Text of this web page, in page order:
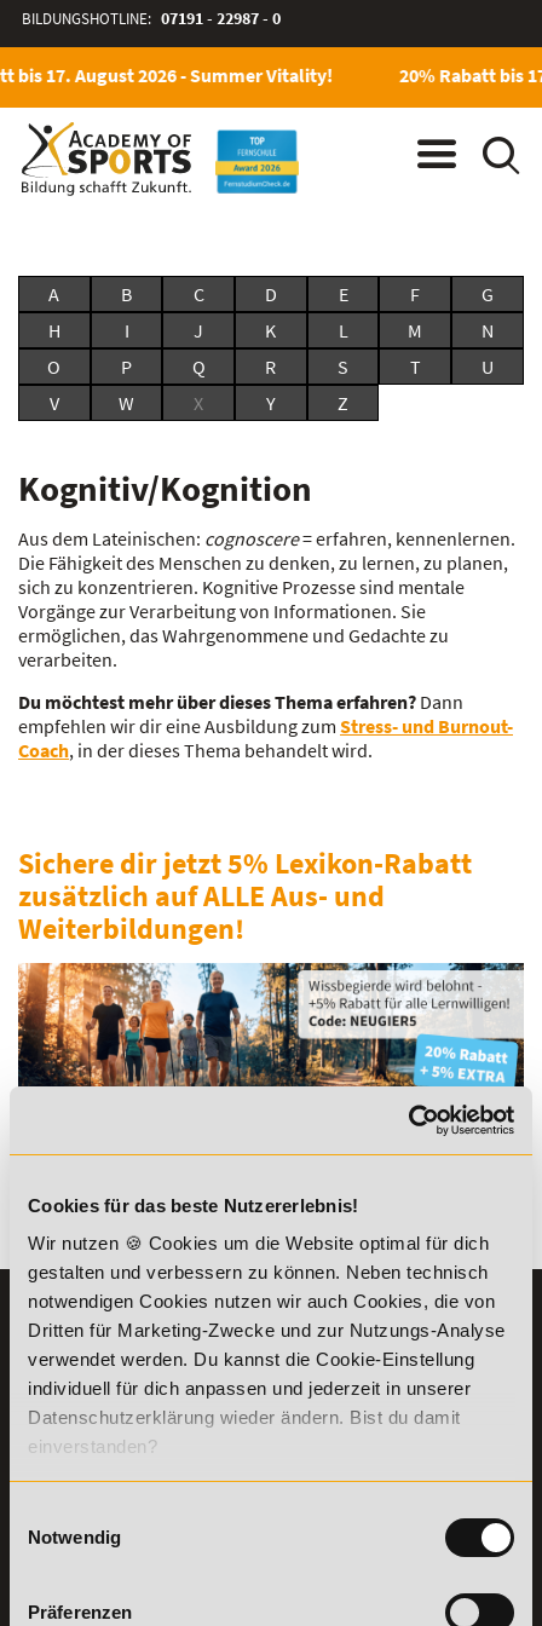
Cookies für das beste Nutzererlebnis!
Wir nutzen 🍪 Cookies um die Website optimal für dich
gestalten und verbessern zu können. Neben technisch
notwendigen Cookies nutzen wir auch Cookies, die von
Dritten für Marketing-Zwecke und zur Nutzungs-Analyse
verwendet werden. Du kannst die Cookie-Einstellung
individuell für dich anpassen und jederzeit in unserer
Datenschutzerklärung wieder ändern. Bist du damit
einverstanden?
Notwendig
Präferenzen
BILDUNGSHOTLINE: 07191 - 22987 - 0
bis 17. August 2026 - Summer Vitality! 20% Rabatt bis
A B C D E F
G
H
I J K L M
N
O
P Q R S T
U
V
W X Y Z
Kognitiv/Kognition
Aus dem Lateinischen: cognoscere= erfahren, kennenlernen.
Die Fähigkeit des Menschen zu denken, zu lernen, zu planen,
sich zu konzentrieren. Kognitive Prozesse sind mentale
Vorgänge zur Verarbeitung von Informationen. Sie
ermöglichen, das Wahrgenommene und Gedachte zu
verarbeiten.
Du möchtest mehr über dieses Thema erfahren? Dann
empfehlen wir dir eine Ausbildung zum Stress- und Burnout-
Coach, in der dieses Thema behandelt wird.
Sichere dir jetzt 5% Lexikon-Rabatt
zusätzlich auf ALLE Aus- und
Weiterbildungen!
*Der Rabattcode "NEUGIER5" ist mit weiteren Rabatten
KONTAKT
07191-22987-0
WhatsApp:
+49 (0) 7191 9513201
Academy of Sports GmbH
71522Backnang
Erreichbarkeit:
INFORMATIONEN
Die Academy
Lehr- und
Lernmethoden
Bildungsgutschein
Partnerprogramm